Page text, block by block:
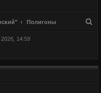
Полигоны
14:59